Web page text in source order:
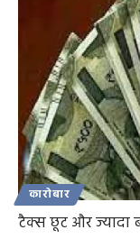
कारोबार
टैक्स छूट और ज्यादा